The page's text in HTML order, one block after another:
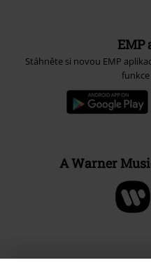
EMP
Stáhněte si novou EMP
A Warner